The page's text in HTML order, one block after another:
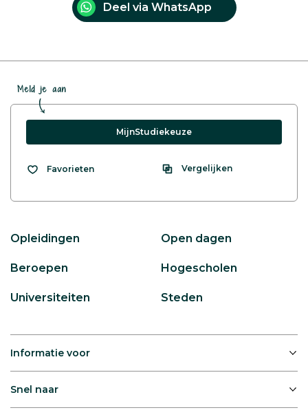
Deel via WhatsApp
Meld je aan
MijnStudiekeuze
Favorieten Vergelijken
Opleidingen Open dagen
Beroepen Hogescholen
Universiteiten Steden
Informatie voor
Snel naar